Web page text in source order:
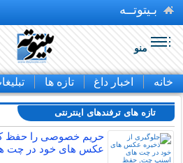
بـیتوتــه
منو
خانه اخبار داغ تازه ها
تازه های ترفندهای اینترنتی
حریم خصوصی را حفظ
عکس های خود در چت